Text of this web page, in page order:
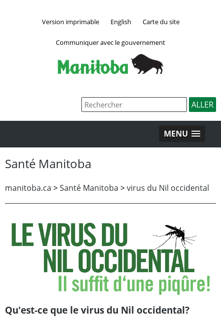
Version imprimable English Carte du site
Communiquer avec le gouvernement
MENU
Santé Manitoba
manitoba.ca >Santé Manitoba >virus du Nil occidental
Qu'est-ce que le virus du Nil occidental?